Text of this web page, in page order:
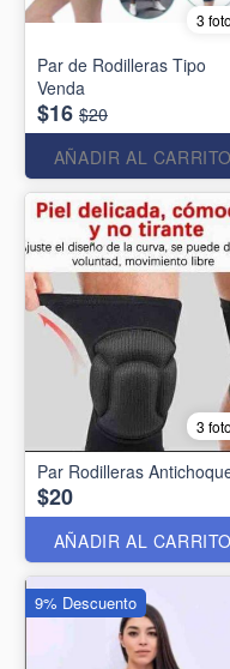
3
Par de Rodilleras Tipo
Venda
$16 $20
AÑADIR AL CARRITO
3
Par Rodilleras
$20
AÑADIR AL CARRITO
9% Descuento